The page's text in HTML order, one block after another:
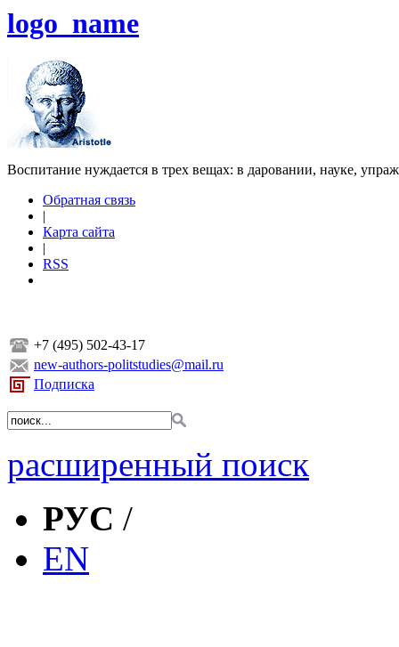
logo_name
Воспитание нуждается в трех вещах: в даровании, науке,
Обратная связь
|
Карта сайта
|
RSS
+7 (495) 502-43-17
new-authors-politstudies@mail.ru
Подписка
расширенный поиск
РУС /
EN